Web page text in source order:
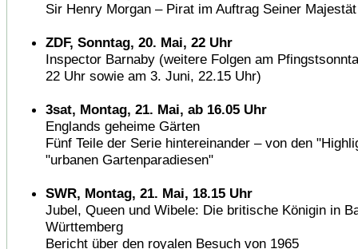
Sir Henry Morgan – Pirat im Auftrag Seiner Majestät
ZDF, Sonntag, 20. Mai, 22 Uhr
Inspector Barnaby (weitere Folgen am
22 Uhr sowie am 3. Juni, 22.15 Uhr)
3sat, Montag, 21. Mai, ab 16.05 Uhr
Englands geheime Gärten
Fünf Teile der Serie hintereinander – von den
"urbanen Gartenparadiesen"
SWR, Montag, 21. Mai, 18.15 Uhr
Jubel, Queen und Wibele: Die britische Königin in
Württemberg
Bericht über den royalen Besuch von 1965